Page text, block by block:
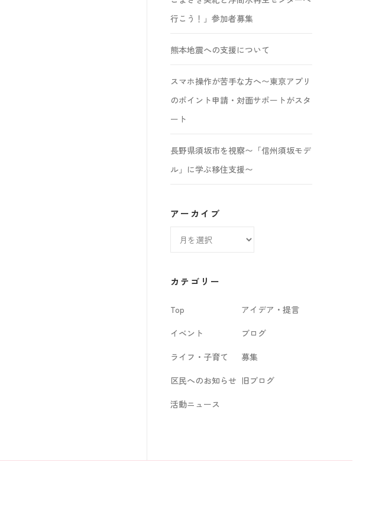
行こう！」参加者募集
熊本地震への支援について
スマホ操作が苦手な方へ〜東京アプリ
のポイント申請・対面サポートがスタ
ート
長野県須坂市を視察〜「信州須坂モデ
ル」に学ぶ移住支援〜
アーカイブ
ブ
カテゴリー
Top
アイデア・提言
イベント
ブログ
ライフ・子育て
募集
区民へのお知らせ 旧ブログ
活動ニュース